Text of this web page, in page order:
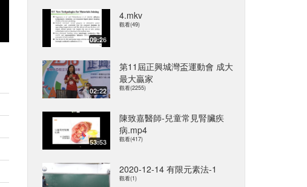
09:26
4.mkv
觀看(49)
02:22
第11屆正興城灣盃運動會 成大
最大贏家
觀看(2255)
53:53
陳致嘉醫師-兒童常見腎臟疾
病.mp4
觀看(417)
2020-12-14 有限元素法-1
觀看(1)